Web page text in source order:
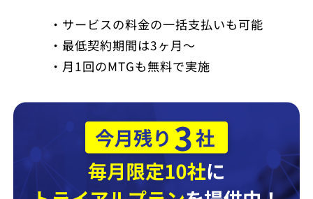
・サービスの料金の一括支払いも可能
・最低契約期間は3ヶ月～
・月1回のMTGも無料で実施